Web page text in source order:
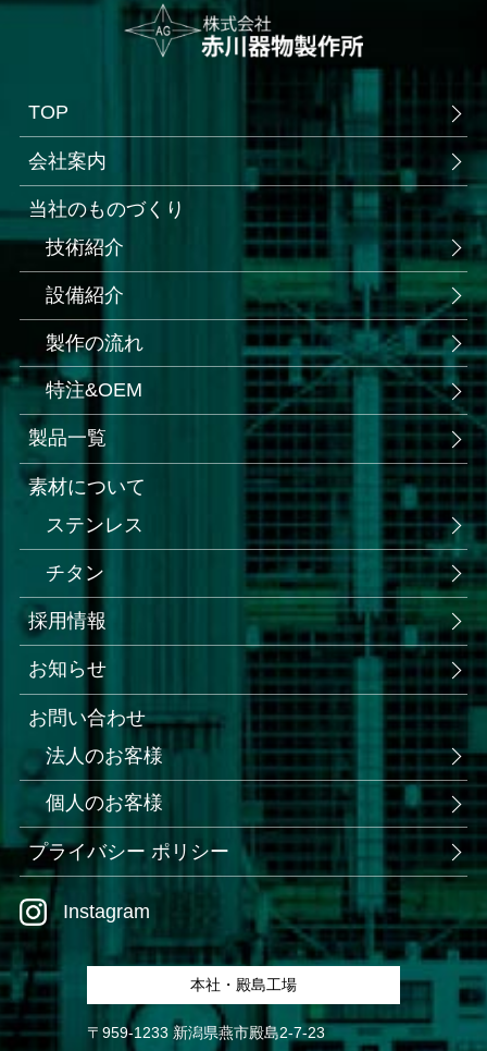
TOP
会社案内
当社のものづくり
技術紹介
設備紹介
製作の流れ
特注&OEM
Instagram
製品一覧
素材について
ステンレス
チタン
採用情報
お知らせ
お問い合わせ
法人のお客様
個人のお客様
プライバシー ポリシー
本社・殿島工場
〒959-1233 新潟県燕市殿島2-7-23